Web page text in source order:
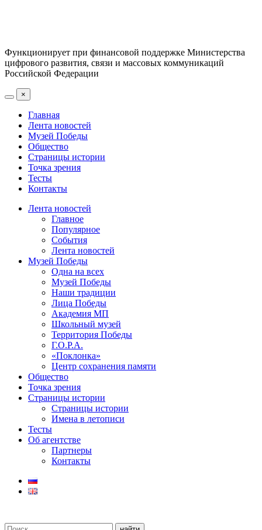
Функционирует при финансовой поддержке Министерства
цифрового развития, связи и массовых коммуникаций
Российской Федерации
×
Главная
Лента новостей
Музей Победы
Общество
Страницы истории
Точка зрения
Тесты
Контакты
Лента новостей
Главное
Популярное
События
Лента новостей
Музей Победы
Одна на всех
Музей Победы
Наши традиции
Лица Победы
Академия МП
Школьный музей
Территория Победы
Г.О.Р.А.
«Поклонка»
Центр сохранения памяти
Общество
Точка зрения
Страницы истории
Страницы истории
Имена в летописи
Тесты
Об агентстве
Партнеры
Контакты